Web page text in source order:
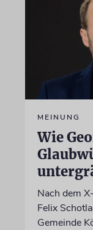
MEINUNG
Wie
Nach dem
Felix
Gemeinde